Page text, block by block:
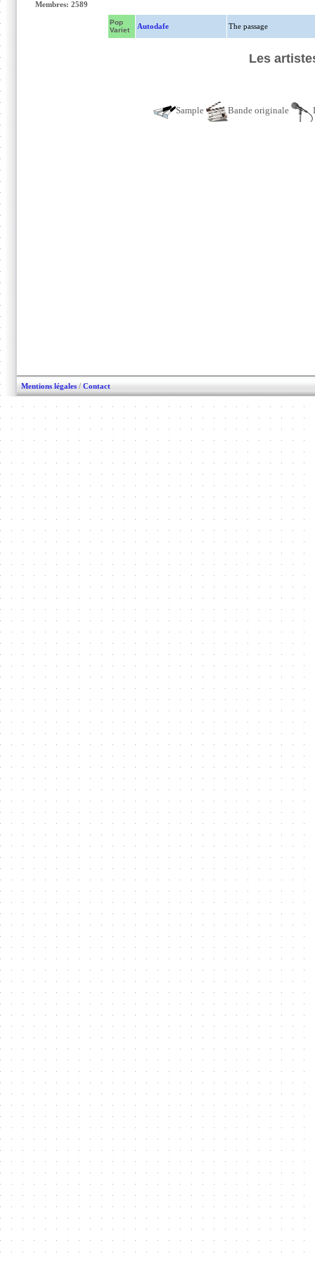
Membres: 2589
Pop
Variet
Autodafe The passage
Les
Sample Bande originale
Mentions légales / Contact